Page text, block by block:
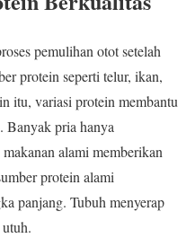
pemulihan otot setelah
protein seperti telur, ikan,
itu, variasi protein membantu
Banyak pria hanya
alami memberikan
protein alami
panjang. Tubuh menyerap